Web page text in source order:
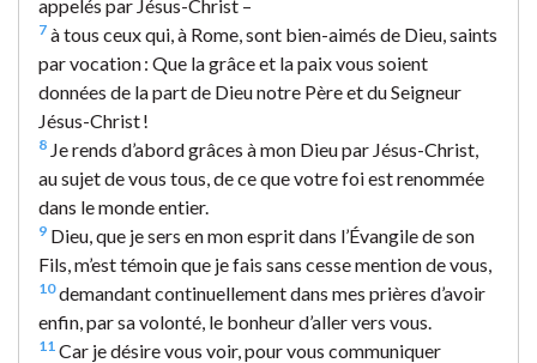
appelés par Jésus-Christ –
7 à tous ceux qui, à Rome, sont bien-aimés de Dieu, saints
par vocation : Que la grâce et la paix vous soient
données de la part de Dieu notre Père et du Seigneur
Jésus-Christ !
8 Je rends d’abord grâces à mon Dieu par Jésus-Christ,
au sujet de vous tous, de ce que votre foi est renommée
dans le monde entier.
9 Dieu, que je sers en mon esprit dans l’Évangile de son
Fils, m’est témoin que je fais sans cesse mention de vous,
10demandant continuellement dans mes prières d’avoir
enfin, par sa volonté, le bonheur d’aller vers vous.
11 Car je désire vous voir, pour vous communiquer